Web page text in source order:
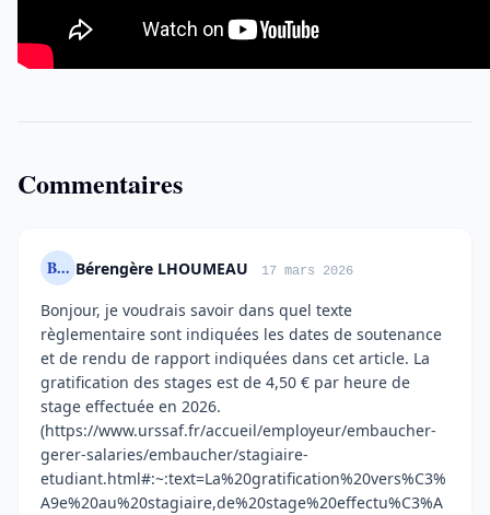
Commentaires
B... Bérengère LHOUMEAU 17 mars 2026
Bonjour, je voudrais savoir dans quel texte
règlementaire sont indiquées les dates de soutenance
et de rendu de rapport indiquées dans cet article. La
gratification des stages est de 4,50 € par heure de
stage effectuée en 2026.
(https://www.urssaf.fr/accueil/employeur/embaucher-
gerer-salaries/embaucher/stagiaire-
etudiant.html#:~:text=La%20gratification%20vers%C3%
A9e%20au%20stagiaire,de%20stage%20effectu%C3%A